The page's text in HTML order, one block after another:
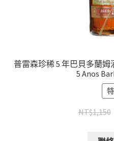
普雷森珍稀 5 年巴貝多蘭姆
5 Anos
NT$1,150